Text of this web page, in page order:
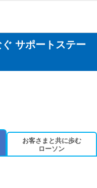
サポートステー
お客さまと共に歩む
ローソン